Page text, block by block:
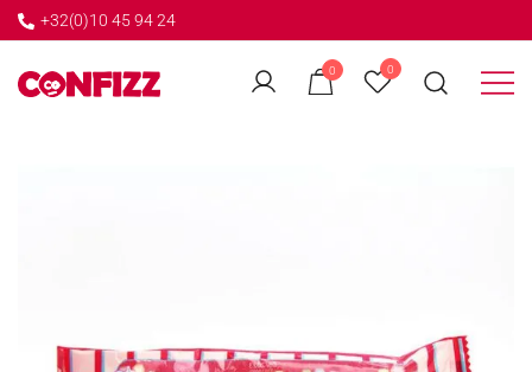
+32(0)10 45 94 24
0 0
← GO BACK